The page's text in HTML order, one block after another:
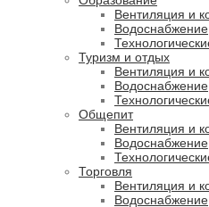
Вентиляция и
Водоснабжение
Туризм и отдых
Вентиляция и
Водоснабжение
Общепит
Вентиляция и
Водоснабжение
Торговля
Вентиляция и
Водоснабжение